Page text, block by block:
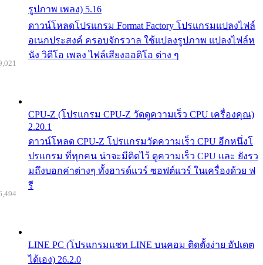
รูปภาพ เพลง) 5.16
ดาวน์โหลดโปรแกรม Format Factory โปรแกรมแปลงไฟล์
อเนกประสงค์ ครอบจักรวาล ใช้แปลงรูปภาพ แปลงไฟล์ห
นัง วิดีโอ เพลง ไฟล์เสียงออดิโอ ต่าง ๆ
CPU-Z (โปรแกรม CPU-Z วัดดูความเร็ว CPU เครื่องคุณ)
2.20.1
ดาวน์โหลด CPU-Z โปรแกรมวัดความเร็ว CPU อีกหนึ่งโ
ปรแกรม ที่ทุกคน น่าจะมีติดไว้ ดูความเร็ว CPU และ ยังรว
มถึงบอกค่าต่างๆ ทั้งฮารด์แวร์ ซอฟต์แวร์ ในเครื่องด้วย ฟ
รี
LINE PC (โปรแกรมแชท LINE บนคอม ติดตั้งง่าย อัปเดต
ได้เอง) 26.2.0